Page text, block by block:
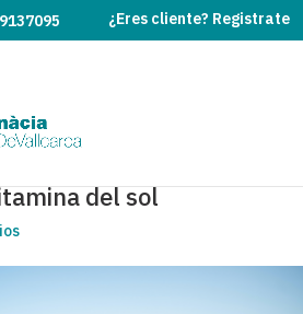
¿Eres cliente? Registrate
del sol